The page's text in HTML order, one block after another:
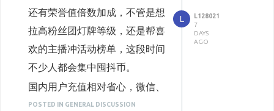
豆數量直接少將近三分之一，偶
爾小額儲值感受不明顯，但若是
習慣高頻打賞、每個月固定儲值
的使用者，一年下來平白浪費的
金額相當驚人。海外版安卓手機
雖然沒有蘋果稅，但使用境外信
塗鴉、隨身掛件等免費獎勵。
2. 加長手記暑期PVE長線玩法
基礎闖關模式全天候開放，累積
詞章道具可兌換限定歸宿傢俱、
頭像框；8月6日開放監管者遊玩
模式（初期釋放14名監管者可使
还有荣誉值倍数加成，不管是想
拉高粉丝团灯牌等级，还是帮喜
欢的主播冲活动榜单，这段时间
不少人都会集中囤抖币。
国内用户充值相对省心，微信、
支付宝一键支付，流程顺畅。但
POSTED IN GENERAL DISCUSSION
L
L128021
7
DAYS
AGO